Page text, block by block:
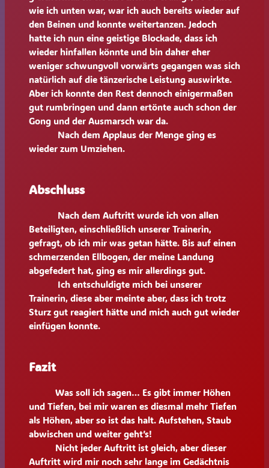
wie ich unten war, war ich auch bereits wieder auf
den Beinen und konnte weitertanzen. Jedoch
hatte ich nun eine geistige Blockade, dass ich
wieder hinfallen könnte und bin daher eher
weniger schwungvoll vorwärts gegangen was sich
natürlich auf die tänzerische Leistung auswirkte.
Aber ich konnte den Rest dennoch einigermaßen
gut rumbringen und dann ertönte auch schon der
Gong und der Ausmarsch war da.
Nach dem Applaus der Menge ging es
wieder zum Umziehen.
Abschluss
Nach dem Auftritt wurde ich von allen
Beteiligten, einschließlich unserer Trainerin,
gefragt, ob ich mir was getan hätte. Bis auf einen
schmerzenden Ellbogen, der meine Landung
abgefedert hat, ging es mir allerdings gut.
Ich entschuldigte mich bei unserer
Trainerin, diese aber meinte aber, dass ich trotz
Sturz gut reagiert hätte und mich auch gut wieder
einfügen konnte.
Fazit
Was soll ich sagen… Es gibt immer Höhen
und Tiefen, bei mir waren es diesmal mehr Tiefen
als Höhen, aber so ist das halt. Aufstehen, Staub
abwischen und weiter geht’s!
Nicht jeder Auftritt ist gleich, aber dieser
Auftritt wird mir noch sehr lange im Gedächtnis